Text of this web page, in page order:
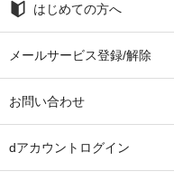
はじめての方へ
メールサービス登録/解除
お問い合わせ
dアカウントログイン